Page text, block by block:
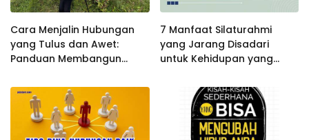
Cara Menjalin Hubungan
yang Tulus dan Awet:
Panduan Membangun
Bermakna
7 Manfaat Silaturahmi
yang Jarang Disadari
untuk Kehidupan yang
Harmonis